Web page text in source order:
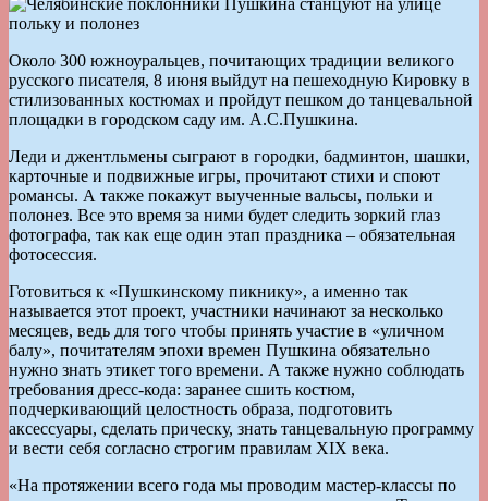
Около 300 южноуральцев, почитающих традиции великого
русского писателя, 8 июня выйдут на пешеходную Кировку в
стилизованных костюмах и пройдут пешком до танцевальной
площадки в городском саду им. А.С.Пушкина.
Леди и джентльмены сыграют в городки, бадминтон, шашки,
карточные и подвижные игры, прочитают стихи и споют
романсы. А также покажут выученные вальсы, польки и
полонез. Все это время за ними будет следить зоркий глаз
фотографа, так как еще один этап праздника – обязательная
фотосессия.
Готовиться к «Пушкинскому пикнику», а именно так
называется этот проект, участники начинают за несколько
месяцев, ведь для того чтобы принять участие в «уличном
балу», почитателям эпохи времен Пушкина обязательно
нужно знать этикет того времени. А также нужно соблюдать
требования дресс-кода: заранее сшить костюм,
подчеркивающий целостность образа, подготовить
аксессуары, сделать прическу, знать танцевальную программу
и вести себя согласно строгим правилам XIX века.
«На протяжении всего года мы проводим мастер-классы по